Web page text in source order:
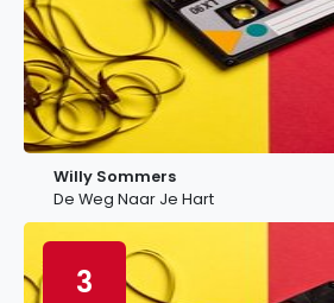
Willy Sommers
De Weg Naar Je Hart
3